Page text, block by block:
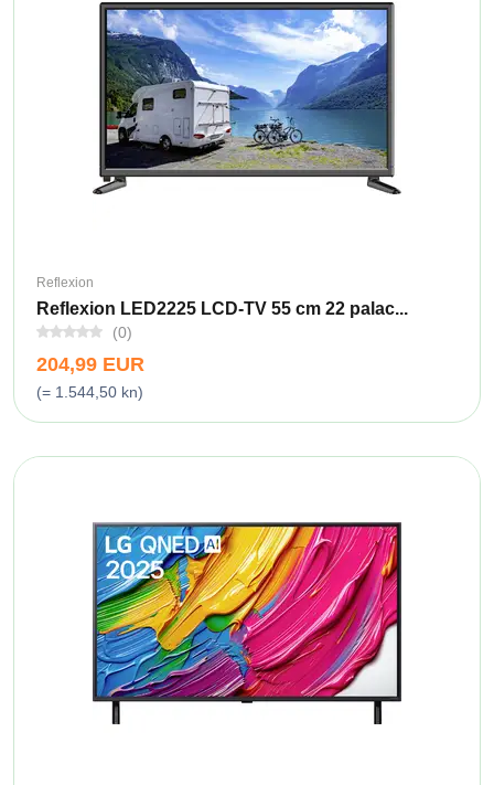
Reflexion
Reflexion LED2225 LCD-TV 55 cm 22 palac...
(0)
204,99 EUR
(= 1.544,50 kn)